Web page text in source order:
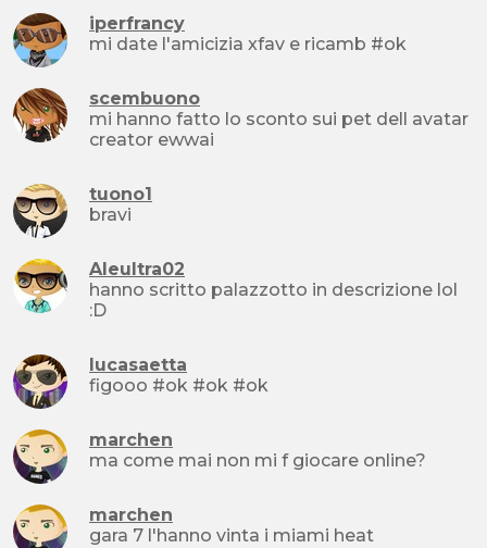
iperfrancy
mi date l'amicizia xfav e ricamb #ok
scembuono
mi hanno fatto lo sconto sui pet dell avatar
creator ewwai
tuono1
bravi
Aleultra02
hanno scritto palazzotto in descrizione lol
:D
lucasaetta
figooo #ok #ok #ok
marchen
ma come mai non mi f giocare online?
marchen
gara 7 l'hanno vinta i miami heat